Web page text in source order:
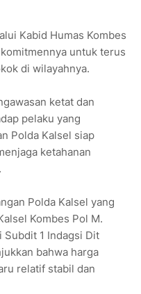
Kabid Humas Kombes
untuk terus
di wilayahnya.
ketat dan
pelaku yang
Polda Kalsel siap
ketahanan
Polda Kalsel yang
Kombes Pol M.
Subdit 1 Indagsi Dit
bahwa harga
relatif stabil dan